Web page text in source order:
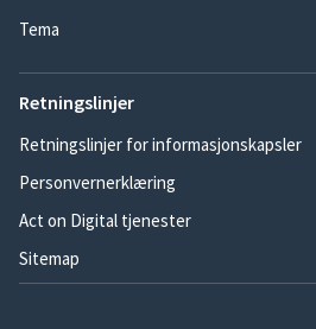
Tema
Retningslinjer
Retningslinjer for informasjonskapsler
Personvernerklæring
Act on Digital tjenester
Sitemap